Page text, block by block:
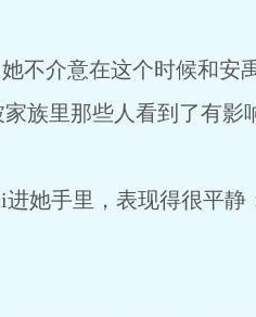
介意在这个时候和安禹
族里那些人看到了有影
她手里，表现得很平静